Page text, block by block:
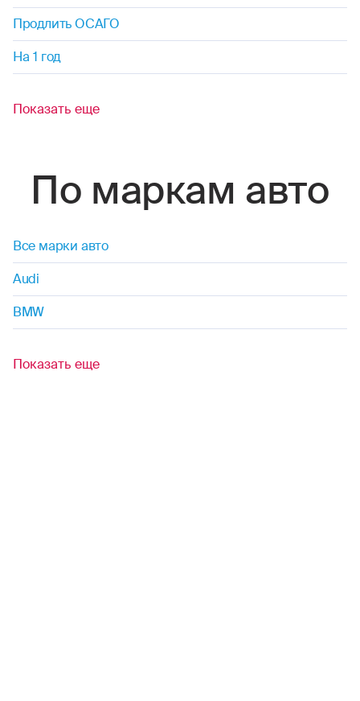
Продлить ОСАГО
На 1 год
Показать еще
По маркам авто
Все марки авто
Audi
BMW
Показать еще